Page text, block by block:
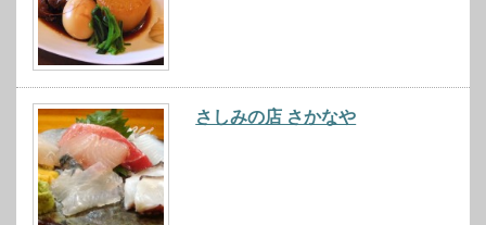
さしみの店 さかなや